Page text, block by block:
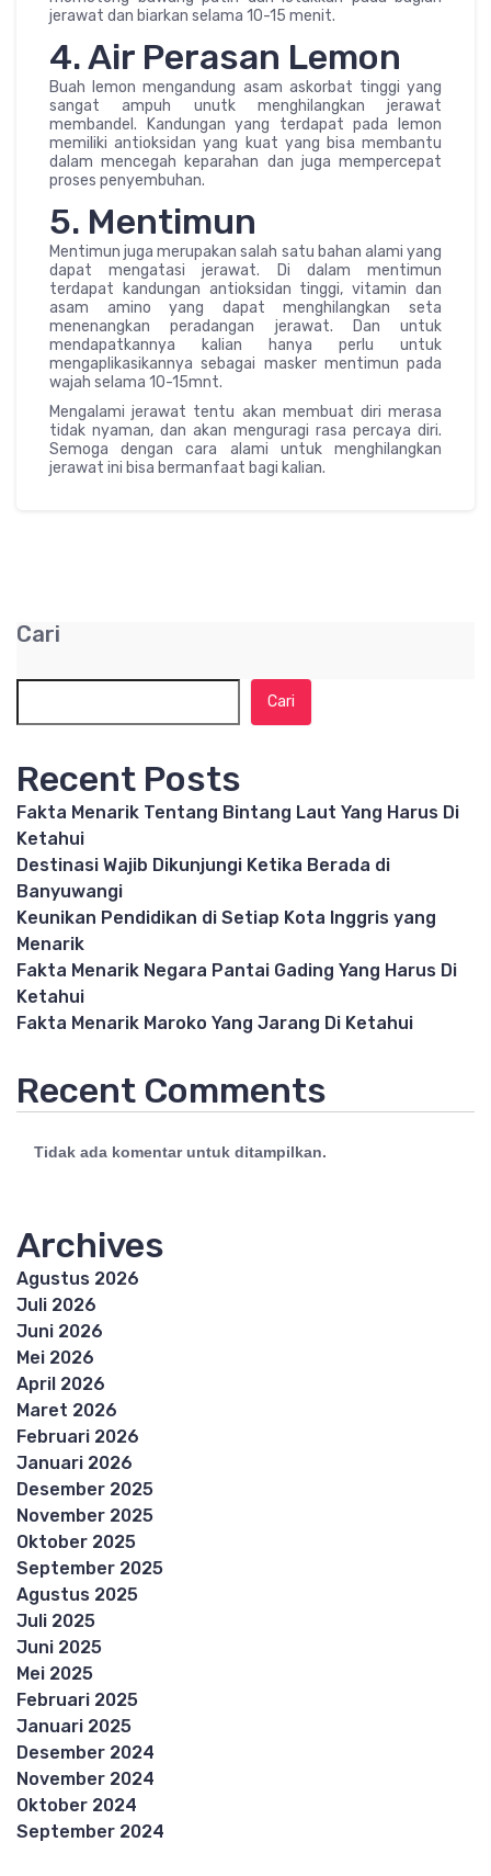
jerawat dan biarkan selama 10-15 menit.
4. Air Perasan Lemon
Buah lemon mengandung asam askorbat tinggi yang
sangat ampuh unutk menghilangkan jerawat
membandel. Kandungan yang terdapat pada lemon
memiliki antioksidan yang kuat yang bisa membantu
dalam mencegah keparahan dan juga mempercepat
proses penyembuhan.
5. Mentimun
Mentimun juga merupakan salah satu bahan alami yang
dapat mengatasi jerawat. Di dalam mentimun
terdapat kandungan antioksidan tinggi, vitamin dan
asam amino yang dapat menghilangkan seta
menenangkan peradangan jerawat. Dan untuk
mendapatkannya kalian hanya perlu untuk
mengaplikasikannya sebagai masker mentimun pada
wajah selama 10-15mnt.
Mengalami jerawat tentu akan membuat diri merasa
tidak nyaman, dan akan menguragi rasa percaya diri.
Semoga dengan cara alami untuk menghilangkan
jerawat ini bisa bermanfaat bagi kalian.
Cari
Cari
Recent Posts
Fakta Menarik Tentang Bintang Laut Yang Harus Di
Ketahui
Destinasi Wajib Dikunjungi Ketika Berada di
Banyuwangi
Keunikan Pendidikan di Setiap Kota Inggris yang
Menarik
Fakta Menarik Negara Pantai Gading Yang Harus Di
Ketahui
Fakta Menarik Maroko Yang Jarang Di Ketahui
Recent Comments
Tidak ada komentar untuk ditampilkan.
Archives
Agustus 2026
Juli 2026
Juni 2026
Mei 2026
April 2026
Maret 2026
Februari 2026
Januari 2026
Desember 2025
November 2025
Oktober 2025
September 2025
Agustus 2025
Juli 2025
Juni 2025
Mei 2025
Februari 2025
Januari 2025
Desember 2024
November 2024
Oktober 2024
September 2024